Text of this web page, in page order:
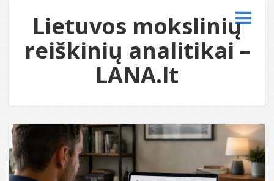
Lietuvos mokslinių
reiškinių analitikai –
LANA.lt